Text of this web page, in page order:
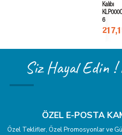
Kalıbı
6
Siz Hayal Edin !
ÖZEL E-POSTA
Özel Teklifler, Özel Promosyonlar ve